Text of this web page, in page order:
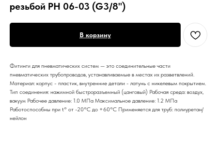
резьбой PH 06-03 (G3/8")
В корзину
Фитинги для пневматических систем — это соединительные части
пневматических трубопроводов, устанавливаемые в местах их разветвлений.
Материал: корпус - пластик, внутренние детали - латунь с никелевым покрытием.
Тип соединения: нажимной быстроразъемный (цанговый) Рабочая среда: воздух,
вакуум Рабочее давление: 1.0 МПа Максимальное давление: 1.2 МПа
Работоспособны при t° от -20°С до +60°С Применяется для труб: полиуретан/
нейлон